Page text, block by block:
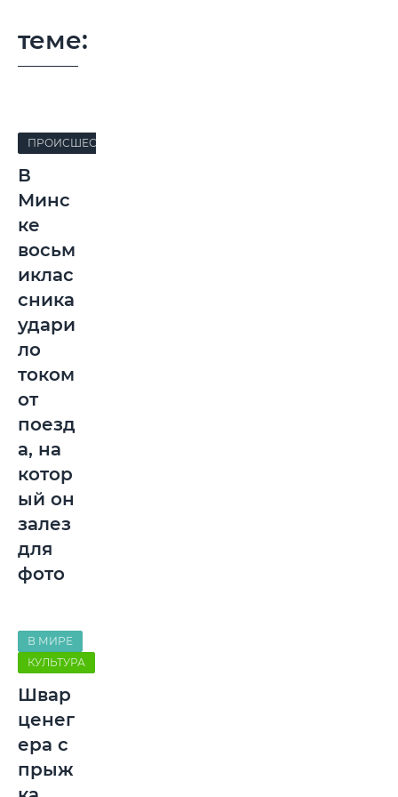
теме:
ПРОИСШЕСТВИЯ
В
Минс
ке
восьм
иклас
сника
удари
ло
током
от
поезд
а, на
котор
ый он
залез
для
фото
В МИРЕ
КУЛЬТУРА
Швар
ценег
ера с
прыж